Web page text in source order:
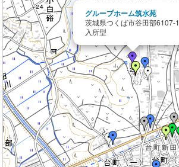
グループホーム筑水苑
茨城県つくば市谷田部6107-1
入所型